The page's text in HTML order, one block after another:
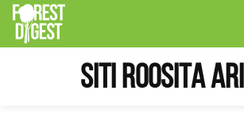
Siti Roosita